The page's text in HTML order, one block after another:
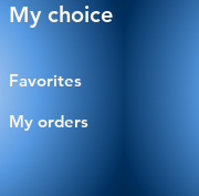
My choice
Favorites
My orders